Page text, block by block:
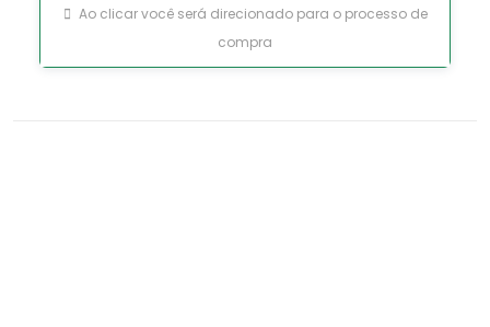
Ao clicar você será direcionado para o processo de
compra